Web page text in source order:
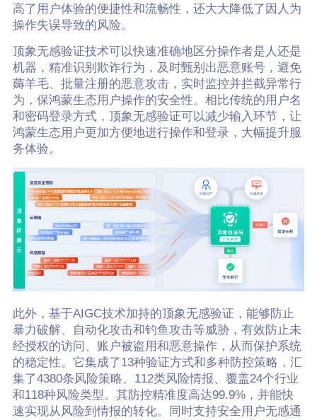
高了用户体验的便捷性和流畅性，还大大降低了因人为
操作失误导致的风险。
顶象无感验证技术可以快速准确地区分操作者是人还是
机器，精准识别欺诈行为，及时甄别出恶意账号，避免
薅羊毛、批量注册的恶意攻击，实时监控并拦截异常行
为，保鸿蒙生态用户操作的安全性。相比传统的用户名
和密码登录方式，顶象无感验证可以减少输入环节，让
鸿蒙生态用户更加方便地进行操作和登录，大幅提升服
务体验。
此外，基于AIGC技术加持的顶象无感验证，能够防止
暴力破解、自动化攻击和钓鱼攻击等威胁，有效防止未
经授权的访问、账户被盗用和恶意操作，从而保护系统
的稳定性。它集成了13种验证方式和多种防控策略，汇
集了4380条风险策略、112类风险情报、覆盖24个行业
和118种风险类型。其防控精准度高达99.9%，并能快
速实现从风险到情报的转化。同时支持安全用户无感通